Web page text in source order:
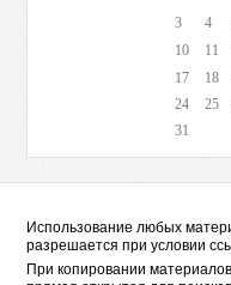
3
4
10
11
17
18
24
25
31
Использование любых
разрешается при условии
При копировании